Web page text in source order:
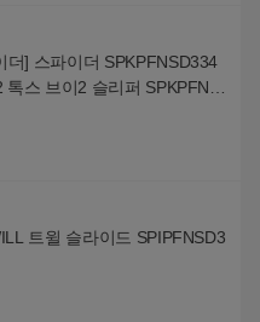
더] 스파이더 SPKPFNSD334
스 브이2 슬리퍼 SPKPFNS
트윌 슬라이드 SPIPFNSD3